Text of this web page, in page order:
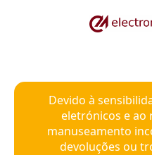
Devido à
eletrónicos e ao
manuseamento
devoluções ou